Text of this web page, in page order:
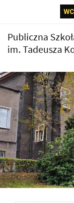
Publiczna
im. Tadeusza